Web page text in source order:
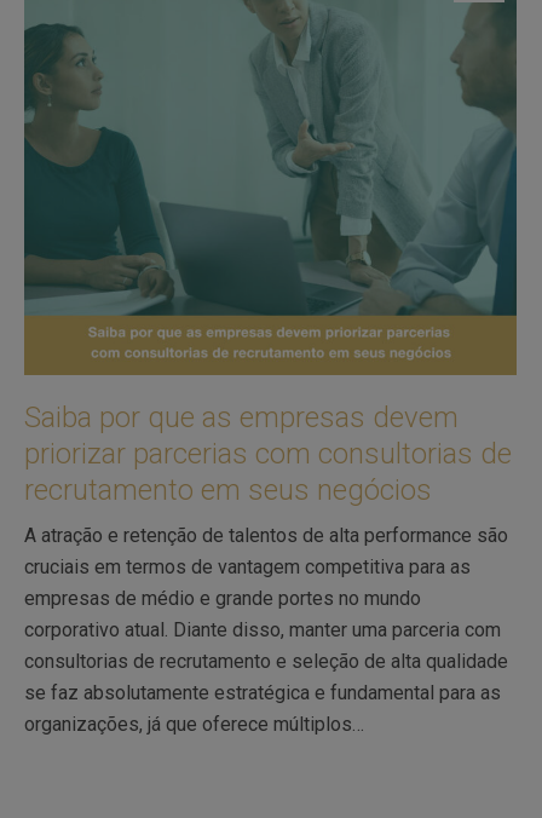
Saiba por que as empresas devem
priorizar parcerias com consultorias de
recrutamento em seus negócios
A atração e retenção de talentos de alta performance são
cruciais em termos de vantagem competitiva para as
empresas de médio e grande portes no mundo
corporativo atual. Diante disso, manter uma parceria com
consultorias de recrutamento e seleção de alta qualidade
se faz absolutamente estratégica e fundamental para as
organizações, já que oferece múltiplos…